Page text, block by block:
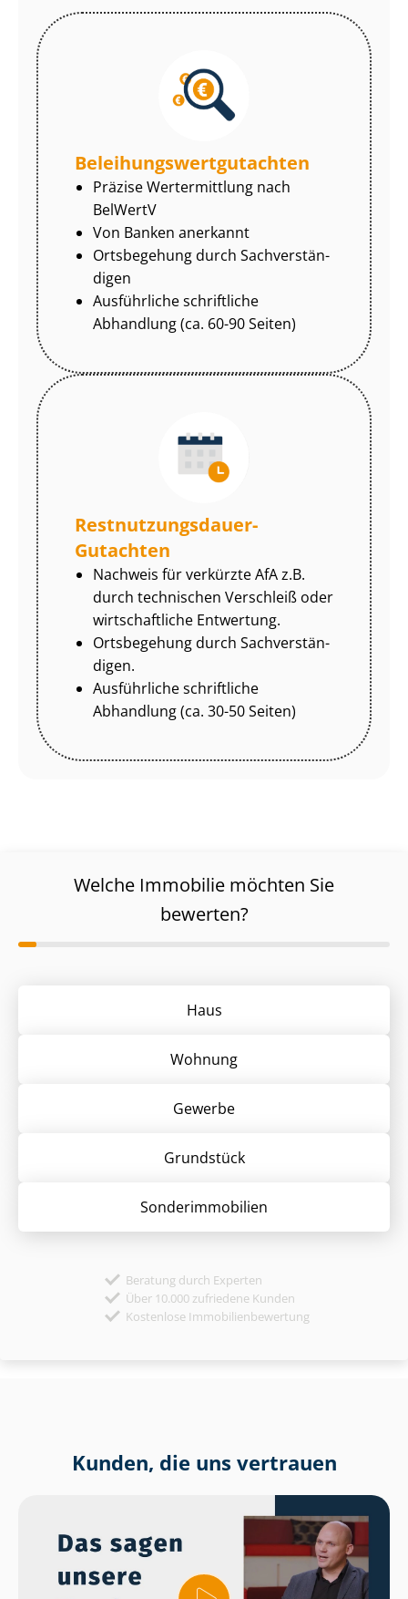
Be­lei­hungs­wert­gut­ach­ten
Präzise Wertermittlung nach
BelWertV
Von Banken anerkannt
Ortsbegehung durch Sach­ver­stän­
di­gen
Ausführliche schriftliche
Abhandlung (ca. 60-90 Seiten)
Rest­nut­zungs­dau­er-
Gutachten
Nachweis für verkürzte AfA z.B.
durch technischen Verschleiß oder
wirtschaftliche Entwertung.
Ortsbegehung durch Sach­ver­stän­
di­gen.
Ausführliche schriftliche
Abhandlung (ca. 30-50 Seiten)
Welche Immobilie möchten Sie
bewerten?
Haus
Wohnung
Gewerbe
Grund­stück
Sonder­immobilien
Beratung durch Experten
Über 10.000 zufriedene Kunden
Kostenlose Immobilienbewertung
Kunden, die uns vertrauen